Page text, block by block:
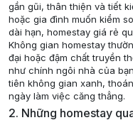
gần gũi, thân thiện và tiết
hoặc gia đình muốn kiểm
dài hạn, homestay giá rẻ
Không gian homestay
đại hoặc đậm chất truyền
như chính ngôi nhà của
tiên không gian xanh,
ngày làm việc căng thẳng.
2. Những homestay